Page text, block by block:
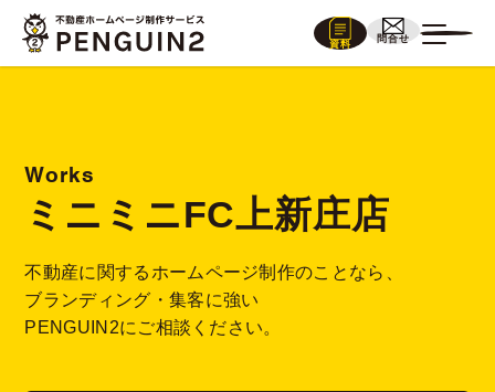
資料
問合せ
Works
ミニミニFC上新庄店
不動産に関するホームページ制作のことなら、
ブランディング・集客に強い
PENGUIN2にご相談ください。